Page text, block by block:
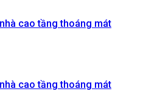
cao tầng thoáng mát
cao tầng thoáng mát